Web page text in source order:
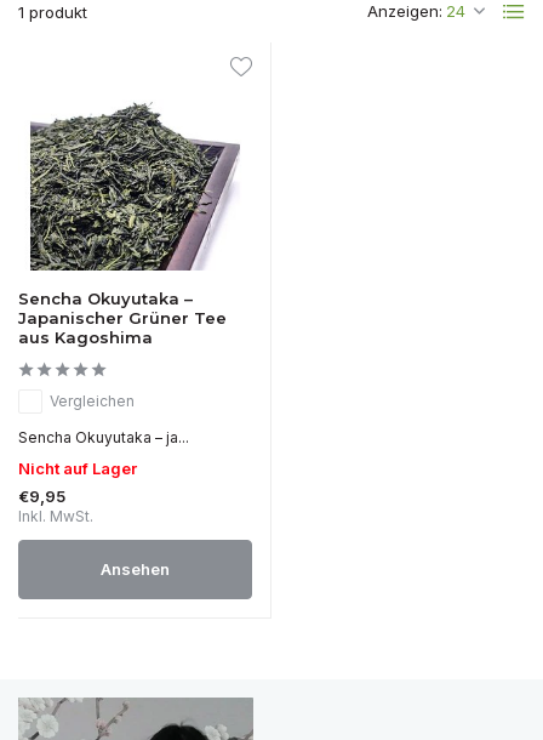
1 produkt Anzeigen:
Sencha Okuyutaka –
Japanischer Grüner Tee
aus Kagoshima
Vergleichen
Sencha Okuyutaka – ja...
Nicht auf Lager
€9,95
Inkl. MwSt.
Ansehen